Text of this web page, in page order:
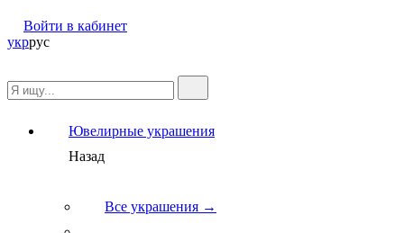
Войти в кабинет
укррус
Ювелирные украшения
Назад
Все украшения →